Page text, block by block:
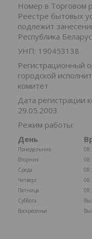
Номер в Торговом
Реестре бытовых
подлежит
Республика
УНП: 190453138
Регистрационный
городской
комитет
Дата регистрации
29.05.2003
Режим работы:
День
Понедельник
Вторник
Среда
Четверг
Пятница
Суббота
Воскресенье